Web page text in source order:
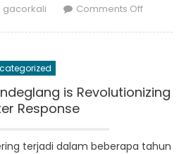
Author
gacorkali Comments Offon
Risiko
is Revolutionizing
Response
terjadi dalam beberapa tahun